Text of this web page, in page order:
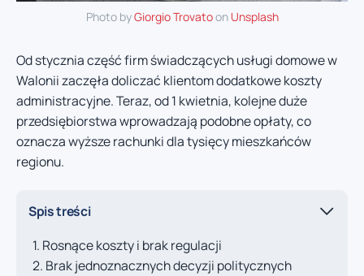
Photo byGiorgio Trovatoon Unsplash
Od stycznia część firm świadczących usługi domowe w
Walonii zaczęła doliczać klientom dodatkowe koszty
administracyjne. Teraz, od 1 kwietnia, kolejne duże
przedsiębiorstwa wprowadzają podobne opłaty, co
oznacza wyższe rachunki dla tysięcy mieszkańców
regionu.
Spis treści
Rosnące koszty i brak regulacji
Brak jednoznacznych decyzji politycznych